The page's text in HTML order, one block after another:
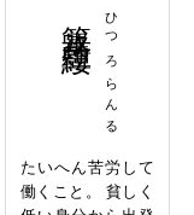
ひつろらんる
たいへん苦労して
働くこと。 貧しく